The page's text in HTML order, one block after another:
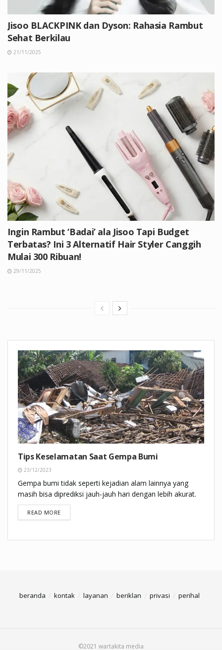
Jisoo BLACKPINK dan Dyson: Rahasia Rambut
Sehat Berkilau
21/11/2025
Ingin Rambut ‘Badai’ ala Jisoo Tapi Budget
Terbatas? Ini 3 Alternatif Hair Styler Canggih
Mulai 300 Ribuan!
29/11/2025
Tips Keselamatan Saat Gempa Bumi
23/12/2023
Gempa bumi tidak seperti kejadian alam lainnya yang
masih bisa diprediksi jauh-jauh hari dengan lebih akurat.
READ MOREDETAILS
beranda kontak layanan beriklan privasi perihal
©2021 wartakita media